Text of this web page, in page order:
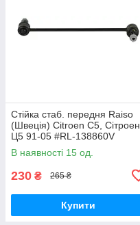
Стійка стаб. передня Raiso
(Швеція) Citroen C5, Сітроен
Ц5 91-05 #RL-138860V
UAPVVRP17
В наявності 15 од.
230 ₴ 265 ₴
Купити